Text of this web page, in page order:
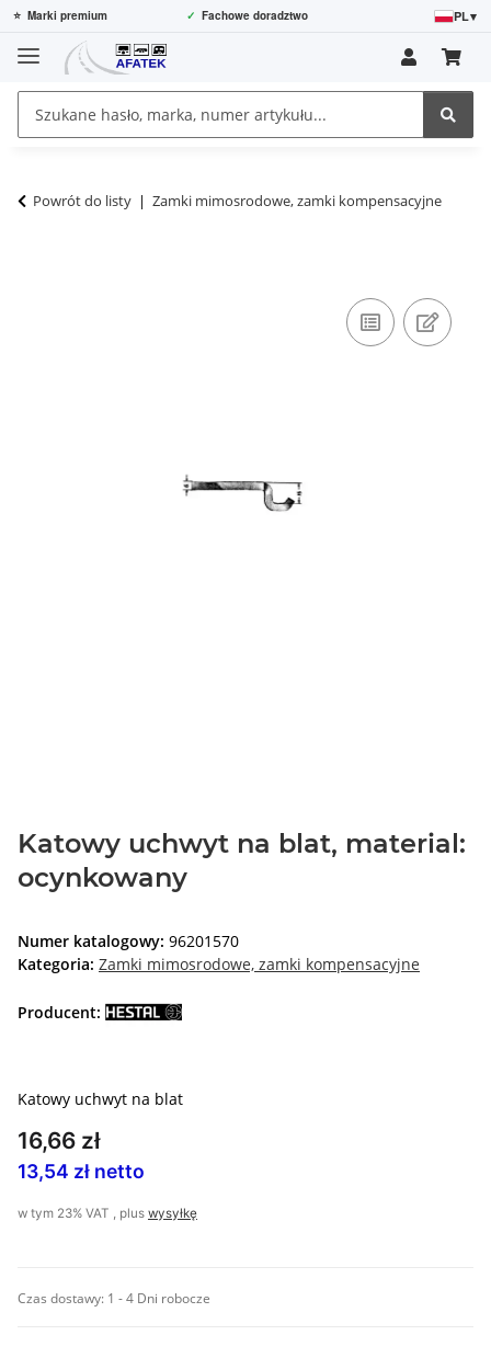
⭐ Marki premium ✓ Fachowe doradztwo PL▾
Powrót do listy Zamki mimosrodowe, zamki kompensacyjne
Katowy uchwyt na blat, material:
ocynkowany
Numer katalogowy: 96201570
Kategoria: Zamki mimosrodowe, zamki kompensacyjne
Producent:
Katowy uchwyt na blat
16,66 zł
13,54 zł netto
w tym 23% VAT , plus wysyłkę
Czas dostawy: 1 - 4 Dni robocze